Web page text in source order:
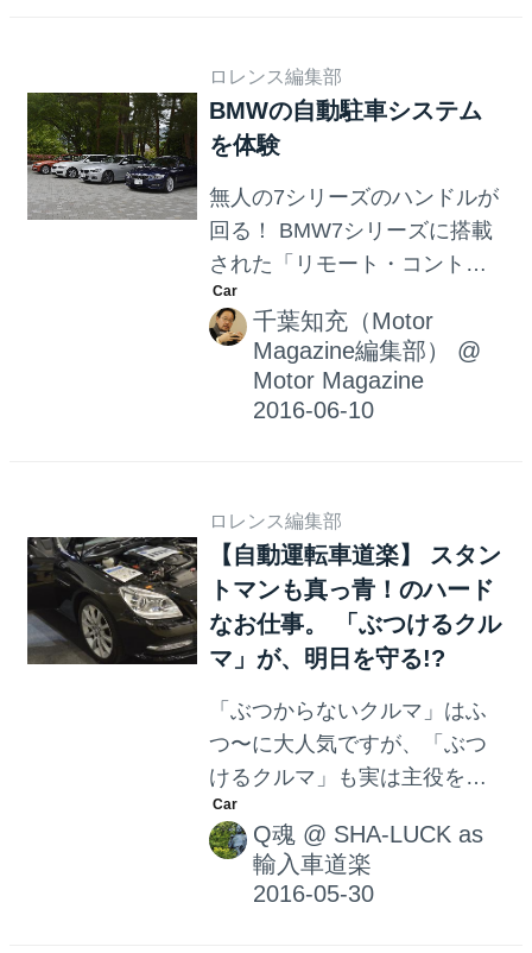
ドワーク・アシスト）」の実
走実験の模様を動画でどう
ぞ。 なおこのレポートはMotor
Magazine2016年9月号（8月1
日発売）で掲載しています。
モーターマガジン社 / Motor
Magazine 2016年 9月号
ロレンス編集部
BMWの自動駐車システム
を体験
無人の7シリーズのハンドルが
回る！ BMW7シリーズに搭載
された「リモート・コントロ
ール・パーキング」は、ドラ
イバーが駐車スペースの前方
中央にクルマを停めて外に出
た後、車外からBMWディスプ
また駐車が完了した後のエン
ジン停止もBMW ディスプレイ
キーで操作が可能である。 そ
して再び動かす時も、BMW デ
ィスプレイキーを使ってエン
ジンを始動させ、遠隔操作で
駐車スペースからクルマを自
動的にまっすぐバックさせる
ことができるのだ。 なおこの
「リモート・コントロール・
パーキング」システムは、駐
車スペースに対し、進入角度...
千葉知充（Motor
Magazine編集部）
@
Motor Magazine
ロレンス編集部
【自動運転車道楽】 スタン
トマンも真っ青！のハード
なお仕事。 「ぶつけるクル
マ」が、明日を守る!?
「ぶつからないクルマ」はふ
つ〜に大人気ですが、「ぶつ
けるクルマ」も実は主役を張
っています。衝突安全性能評
価用の車両は、その代表選
手。最近では、自動運転技術
Q魂 @ SHA-LUCK as
輸入車道楽